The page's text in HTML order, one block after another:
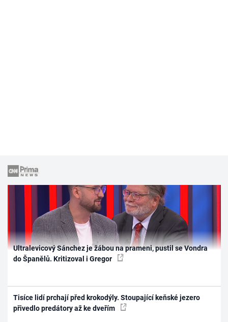
Ultralevicový Sánchez je žábou na prameni, pustil se Vondra
do Španělů. Kritizoval i Gregor
Tisíce lidí prchají před krokodýly. Stoupající keňské jezero
přivedlo predátory až ke dveřím